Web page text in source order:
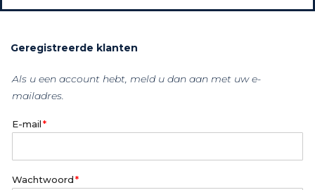
Geregistreerde klanten
Als u een account hebt, meld u dan aan met uw e-
mailadres.
E-mail
Wachtwoord